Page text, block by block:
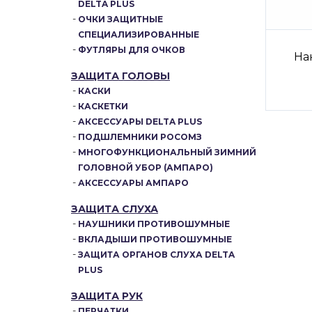
DELTA PLUS
ОЧКИ ЗАЩИТНЫЕ
СПЕЦИАЛИЗИРОВАННЫЕ
ФУТЛЯРЫ ДЛЯ ОЧКОВ
ЗАЩИТА ГОЛОВЫ
КАСКИ
КАСКЕТКИ
АКСЕССУАРЫ DELTA PLUS
ПОДШЛЕМНИКИ РОСОМЗ
МНОГОФУНКЦИОНАЛЬНЫЙ ЗИМНИЙ
ГОЛОВНОЙ УБОР (АМПАРО)
АКСЕССУАРЫ АМПАРО
ЗАЩИТА СЛУХА
НАУШНИКИ ПРОТИВОШУМНЫЕ
ВКЛАДЫШИ ПРОТИВОШУМНЫЕ
ЗАЩИТА ОРГАНОВ СЛУХА DELTA
PLUS
ЗАЩИТА РУК